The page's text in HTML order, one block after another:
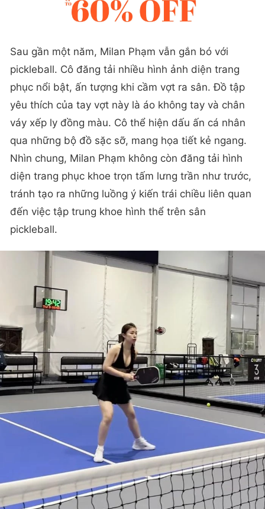
Sau gần một năm, Milan Phạm vẫn gắn bó với
pickleball. Cô đăng tải nhiều hình ảnh diện trang
phục nổi bật, ấn tượng khi cầm vợt ra sân. Đồ tập
yêu thích của tay vợt này là áo không tay và chân
váy xếp ly đồng màu. Cô thể hiện dấu ấn cá nhân
qua những bộ đồ sặc sỡ, mang họa tiết kẻ ngang.
Nhìn chung, Milan Phạm không còn đăng tải hình
diện trang phục khoe trọn tấm lưng trần như trước,
tránh tạo ra những luồng ý kiến trái chiều liên quan
đến việc tập trung khoe hình thể trên sân
pickleball.